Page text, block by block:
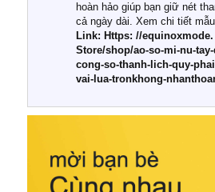
Khác với các dòng sản phẩm
thường, những bộ chăn ga
cao cấp trải qua quy trình sản
nghiêm ngặt từ khâu chọn lọc
liệu tự nhiên đến công nghệ
nhuộm hiện đại không chứa
này, bạn sẽ cảm nhận rõ rệt
hồi chuẩn xác của phần đệm
cột sống.
hoàn hảo giúp bạn giữ nét
cả ngày dài. Xem chi tiết
Link: Https: //equinoxmode.
Store/shop/ao-so-mi-nu-
cong-so-thanh-lich-quy-
vai-lua-tronkhong-